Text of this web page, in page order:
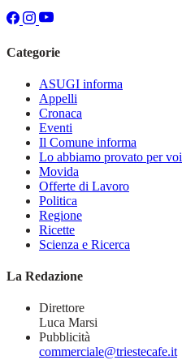
Categorie
ASUGI informa
Appelli
Cronaca
Eventi
Il Comune informa
Lo abbiamo provato per voi
Movida
Offerte di Lavoro
Politica
Regione
Ricette
Scienza e Ricerca
La Redazione
Direttore
Luca Marsi
Pubblicità
commerciale@triestecafe.it